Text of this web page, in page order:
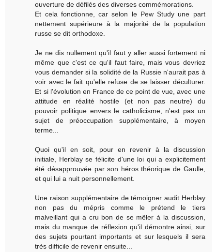
ouverture de défilés des diverses commémorations.
Et cela fonctionne, car selon le Pew Study une part
nettement supérieure à la majorité de la population
russe se dit orthodoxe.
Je ne dis nullement qu'il faut y aller aussi fortement ni
même que c'est ce qu'il faut faire, mais vous devriez
vous demander si la solidité de la Russie n'aurait pas à
voir avec le fait qu'elle refuse de se laisser déculturer.
Et si l'évolution en France de ce point de vue, avec une
attitude en réalité hostile (et non pas neutre) du
pouvoir politique envers le catholicisme, n'est pas un
sujet de préoccupation supplémentaire, à moyen
terme...
Quoi qu'il en soit, pour en revenir à la discussion
initiale, Herblay se félicite d'une loi qui a explicitement
été désapprouvée par son héros théorique de Gaulle,
et qui lui a nuit personnellement.
Une raison supplémentaire de témoigner audit Herblay
non pas du mépris comme le prétend le tiers
malveillant qui a cru bon de se mêler à la discussion,
mais du manque de réflexion qu'il démontre ainsi, sur
des sujets pourtant importants et sur lesquels il sera
très difficile de revenir ensuite...